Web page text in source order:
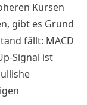
Kursen
gibt es Grund
fällt: MACD
Signal ist